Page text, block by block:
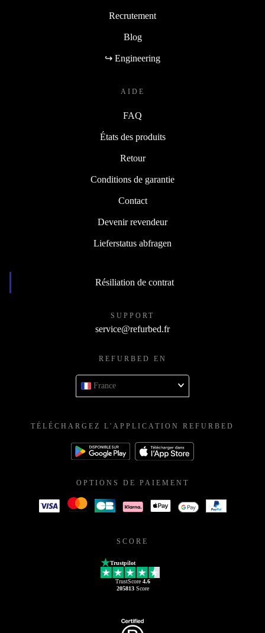
Recrutement
Blog
↪ Engineering
AIDE
FAQ
États des produits
Retour
Conditions de garantie
Contact
Devenir revendeur
Lieferstatus abfragen
Résiliation de contrat
SUPPORT
service@refurbed.fr
REFURBED EN
France
TÉLÉCHARGEZ L'APPLICATION REFURBED
OPTIONS DE PAIEMENT
SCORE
Trustpilot
TrustScore 4.6
205813Score